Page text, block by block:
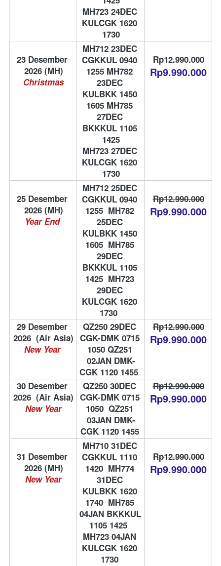
MH723 24DEC
KULCGK 1620
1730
23 Desember
2026 (MH)
Christmas
MH712 23DEC
CGKKUL 0940
1255 MH782
23DEC
KULBKK 1450
1605 MH785
27DEC
BKKKUL 1105
1425
MH723 27DEC
KULCGK 1620
1730
Rp12.990.000
Rp9.990.000
25 Desember
Year End
MH712 25DEC
CGKKUL 0940
1255  MH782
25DEC
KULBKK 1450
1605  MH785
29DEC
BKKKUL 1105
1425  MH723
29DEC
KULCGK 1620
1730
Rp12.990.000
Rp9.990.000
29 Desember
2026  (Air Asia)
New Year
QZ250 29DEC
CGK-DMK 0715
1050 QZ251
02JAN DMK-
Rp12.990.000
Rp9.990.000
30 Desember
2026  (Air Asia)
New Year
QZ250 30DEC
CGK-DMK 0715
1050  QZ251
03JAN DMK-
CGK 1120 1455
Rp12.990.000
Rp9.990.000
31 Desember
New Year
MH710 31DEC
CGKKUL 1110
1420  MH774
31DEC
KULBKK 1620
1740  MH785
04JAN BKKKUL
1105 1425
MH723 04JAN
KULCGK 1620
1730
Rp12.990.000
Rp9.990.000